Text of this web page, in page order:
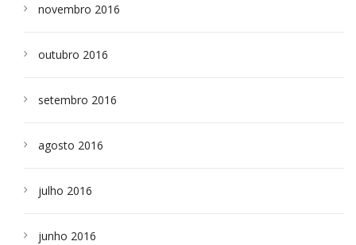
novembro 2016
outubro 2016
setembro 2016
agosto 2016
julho 2016
junho 2016